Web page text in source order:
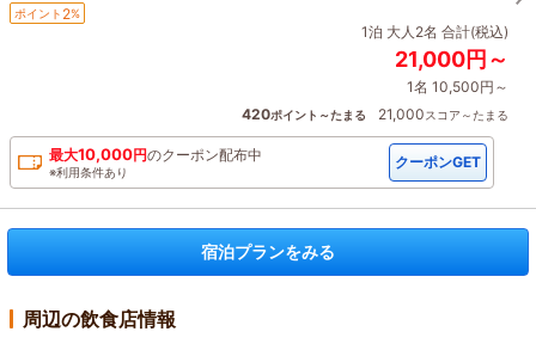
ポイント 2%
1泊 大人2名 合計(税込)
21,000円～
1名 10,500円～
420ポイント～たまる 21,000スコア～たまる
最大10,000円のクーポン配布中
※利用条件あり
クーポンGET
宿泊プランをみる
周辺の飲食店情報